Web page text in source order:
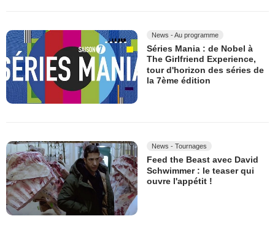
News - Au programme
Séries Mania : de Nobel à
The Girlfriend Experience,
tour d'horizon des séries de
la 7ème édition
News - Tournages
Feed the Beast avec David
Schwimmer : le teaser qui
ouvre l'appétit !